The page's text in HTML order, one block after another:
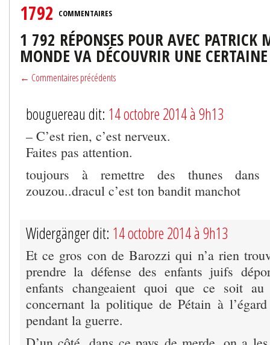
1792 COMMENTAIRES
1 792 RÉPONSES POUR AVEC PATRICK
MONDE VA DÉCOUVRIR UNE
← Commentaires précédents
bouguereau dit: 14 octobre 2014 à 9h13
– C’est rien, c’est nerveux.
Faites pas attention.
toujours à remettre des thunes
zouzou..dracul c’est ton bandit manchot
Widergänger dit: 14 octobre 2014 à 9h13
Et ce gros con de Barozzi qui n’a rien
prendre la défense des enfants juifs
enfants changeaient quoi que ce soit
concernant la politique de Pétain à
pendant la guerre.